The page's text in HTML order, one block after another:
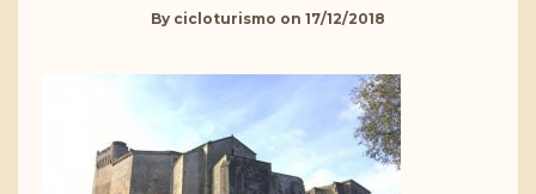
By cicloturismo on 17/12/2018